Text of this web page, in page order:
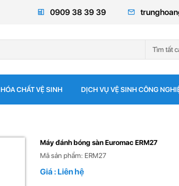
0909 38 39 39
HÓA CHẤT VỆ SINH DỊCH VỤ VỆ SINH CÔNG
Máy đánh bóng sàn Euromac ERM27
Mã sản phẩm: ERM27
Giá : Liên hệ